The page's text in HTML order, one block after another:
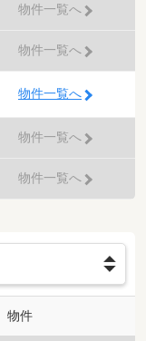
物件一覧へ
物件一覧へ
物件一覧へ
物件一覧へ
物件一覧へ
物件